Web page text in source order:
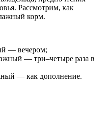
Рассмотрим, как
корм.
— вечером;
— три–четыре раза в
— как дополнение.